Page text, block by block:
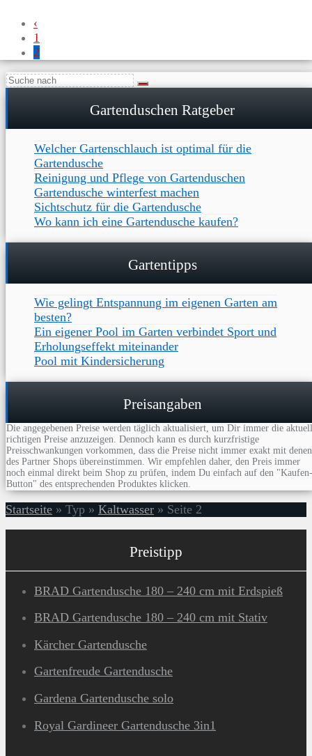
‹
1
2
Gartenduschen Ratgeber
Welcher Gartenschlauch ist optimal für die
Gartendusche
Reinigung und Pflege von Gartenduschen
Gartendusche winterfest machen
Sichtschutz für die Gartendusche
Wo kann ich eine Gartendusche kaufen?
Gartentipps
Wie gelingt Entspannung im eigenen Garten am
besten?
Ein eigener Pool im Garten verbindet Sport und
Erholungseffekt miteinander
Pool mit Kindersicherung
Preisangaben
Die angegebenen Preise werden täglich aktualisiert, um Dir immer die aktuell
richtigen Preise anzuzeigen. Dennoch kann es durch kurzfristige
Preisschwankungen vorkommen, dass die Preise nicht immer exakt mit denen
des Partner Shops übereinstimmen. Wir empfehlen daher, den Preis immer
noch einmal direkt beim Shop zu prüfen, indem Du einfach auf den "Kaufen-
Button" des entsprechenden Produktes klicken.
Startseite » Typ » Kaltwasser » Seite 2
Preistipp
BRAD Gartendusche 180 – 240 cm mit Erdspieß
BRAD Gartendusche 180 – 240 cm mit Stativ
Kärcher Gartendusche
Gartenfreude Gartendusche
Gardena Gartendusche solo
Royal Gardineer Gartendusche 3in1